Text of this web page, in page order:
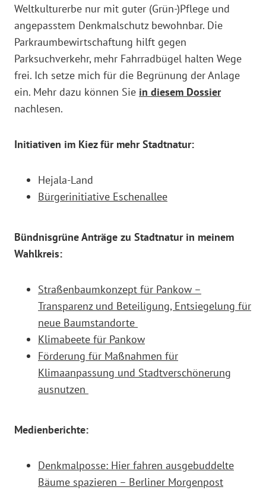
Weltkulturerbe nur mit guter (Grün-)Pflege und
angepasstem Denkmalschutz bewohnbar. Die
Parkraumbewirtschaftung hilft gegen
Parksuchverkehr, mehr Fahrradbügel halten Wege
frei. Ich setze mich für die Begrünung der Anlage
ein. Mehr dazu können Sie in diesem Dossier
nachlesen.
Initiativen im Kiez für mehr Stadtnatur:
Hejala-Land
Bürgerinitiative Eschenallee
Bündnisgrüne Anträge zu Stadtnatur in meinem
Wahlkreis:
Straßenbaumkonzept für Pankow –
Transparenz und Beteiligung, Entsiegelung für
neue Baumstandorte
Klimabeete für Pankow
Förderung für Maßnahmen für
Klimaanpassung und Stadtverschönerung
ausnutzen
Medienberichte:
Denkmalposse: Hier fahren ausgebuddelte
Bäume spazieren – Berliner Morgenpost